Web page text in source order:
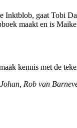
Inktblob, gaat Tobi
maakt en is
kennis met de
Rob van